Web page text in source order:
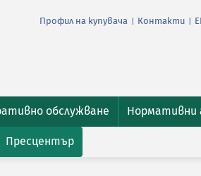
Профил на купувача Контакти
обслужване Нормативни
Пресцентър